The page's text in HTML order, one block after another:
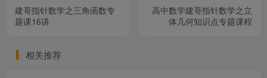
建哥指针数学之三角函数专
题课16讲
高中数学建哥指针数学之立
体几何知识点专题课程
相关推荐